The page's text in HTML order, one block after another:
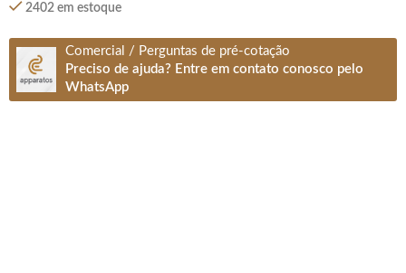
2402 em estoque
Comercial / Perguntas de pré-cotação
Preciso de ajuda? Entre em contato conosco pelo
WhatsApp